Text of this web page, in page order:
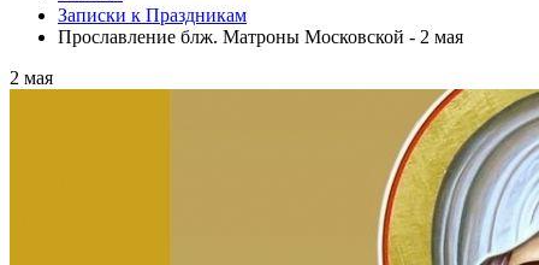
Записки к Праздникам
Прославление блж. Матроны Московской - 2 мая
2 мая